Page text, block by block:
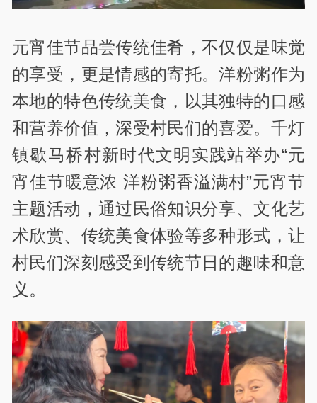
元宵佳节品尝传统佳肴，不仅仅是味觉
的享受，更是情感的寄托。洋粉粥作为
本地的特色传统美食，以其独特的口感
和营养价值，深受村民们的喜爱。千灯
镇歇马桥村新时代文明实践站举办“元
宵佳节暖意浓 洋粉粥香溢满村”元宵节
主题活动，通过民俗知识分享、文化艺
术欣赏、传统美食体验等多种形式，让
村民们深刻感受到传统节日的趣味和意
义。